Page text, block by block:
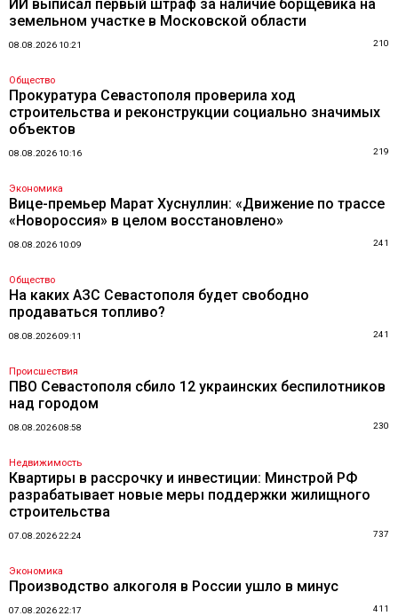
ИИ выписал первый штраф за наличие борщевика на
земельном участке в Московской области
08.08.2026 10:21 210
Общество
Прокуратура Севастополя проверила ход
строительства и реконструкции социально значимых
объектов
08.08.2026 10:16 219
Экономика
Вице-премьер Марат Хуснуллин: «Движение по трассе
«Новороссия» в целом восстановлено»
08.08.2026 10:09 241
Общество
На каких АЗС Севастополя будет свободно
продаваться топливо?
08.08.2026 09:11 241
Происшествия
ПВО Севастополя сбило 12 украинских беспилотников
над городом
08.08.2026 08:58 230
Недвижимость
Квартиры в рассрочку и инвестиции: Минстрой РФ
разрабатывает новые меры поддержки жилищного
строительства
07.08.2026 22:24 737
Экономика
Производство алкоголя в России ушло в минус
07.08.2026 22:17 411